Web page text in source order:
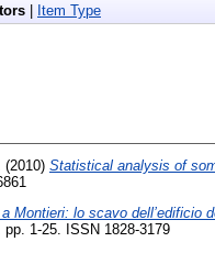
| Item Type
(2010) Statistical analysis of
Montieri: lo scavo dell’edificio
1-25. ISSN 1828-3179